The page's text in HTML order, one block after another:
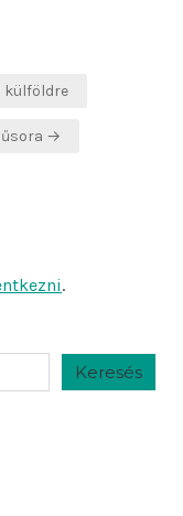
→
.
Keresés